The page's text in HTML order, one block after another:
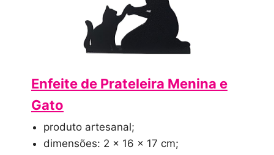
Enfeite de Prateleira Menina e
Gato
produto artesanal;
dimensões: 2 x 16 x 17 cm;